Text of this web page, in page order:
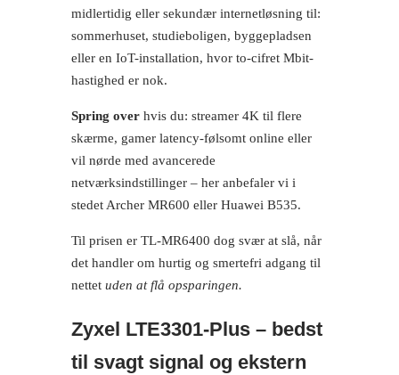
midlertidig eller sekundær internetløsning til:
sommerhuset, studieboligen, byggepladsen
eller en IoT-installation, hvor to-cifret Mbit-
hastighed er nok.
Spring over hvis du: streamer 4K til flere
skærme, gamer latency-følsomt online eller
vil nørde med avancerede
netværksindstillinger – her anbefaler vi i
stedet Archer MR600 eller Huawei B535.
Til prisen er TL-MR6400 dog svær at slå, når
det handler om hurtig og smertefri adgang til
nettet uden at flå opsparingen.
Zyxel LTE3301‑Plus – bedst
til svagt signal og ekstern